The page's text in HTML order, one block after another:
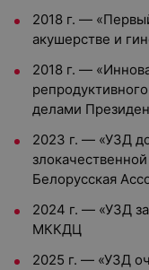
2018 г. —
акушерстве и
2018 г. —
делами
2023 г. — «УЗД
Белорусская
2024 г. — «УЗД
МККДЦ
2025 г. — «УЗД